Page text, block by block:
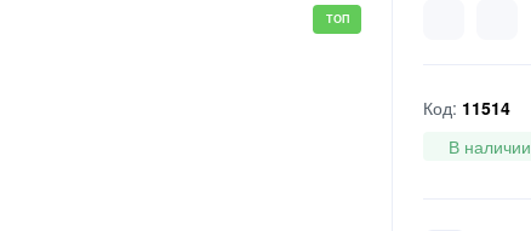
ТОП
Код: 11514
В наличии